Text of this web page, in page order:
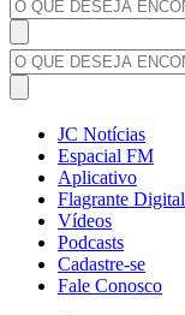
JC Notícias
Espacial FM
Aplicativo
Flagrante Digital
Vídeos
Podcasts
Cadastre-se
Fale Conosco